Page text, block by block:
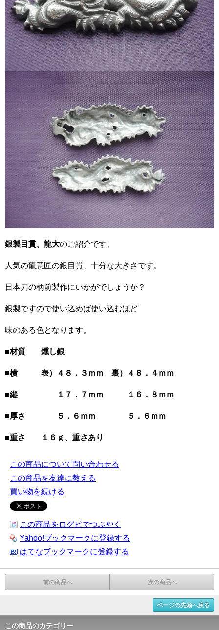
銀製目貫、龍大のご紹介です、
人気の龍意匠の銀目貫、十分な大きさです。
日本刀の柄前製作にいかがでしょうか？
銀製ですので使い込めば使い込むほど
味のある色となります。
■材質 燻し銀
■横 表）４８．３ｍｍ 裏）４８．４ｍｍ
■縦 １７．７ｍｍ １６．８ｍｍ
■厚さ ５．６ｍｍ ５．６ｍｍ
■重さ １６ｇ、重さあり
この商品について問い合わせる
この商品を友達に教える
買い物を続ける
この商品をログピでつぶやく
Yahoo!ブックマークに登録する
はてなブックマークに登録する
前の商品へ 次の商品へ
ページの先頭へ戻る
この商品のカテゴリー